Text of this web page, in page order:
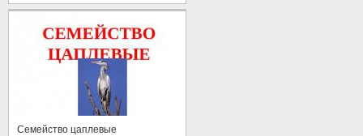
Семейство цаплевые